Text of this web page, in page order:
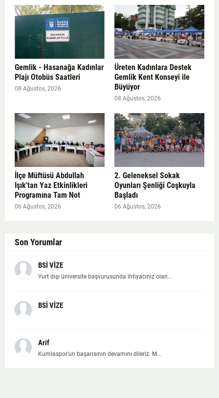
Gemlik - Hasanağa Kadınlar
Plajı Otobüs Saatleri
08 Ağustos, 2026
Üreten Kadınlara Destek
Gemlik Kent Konseyi ile
Büyüyor
08 Ağustos, 2026
İlçe Müftüsü Abdullah
Işık'tan Yaz Etkinlikleri
Programına Tam Not
06 Ağustos, 2026
2. Geleneksel Sokak
Oyunları Şenliği Coşkuyla
Başladı
06 Ağustos, 2026
Son Yorumlar
BSİ VİZE
Yurt dışı üniversite başvurusunda ihtiyacınız olan...
BSİ VİZE
Arif
Kumlaspor'un başarısının devamını dileriz. M...